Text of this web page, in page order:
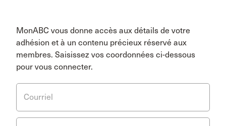
MonABC vous donne accès aux détails de votre
adhésion et à un contenu précieux réservé aux
membres. Saisissez vos coordonnées ci-dessous
pour vous connecter.
Courriel